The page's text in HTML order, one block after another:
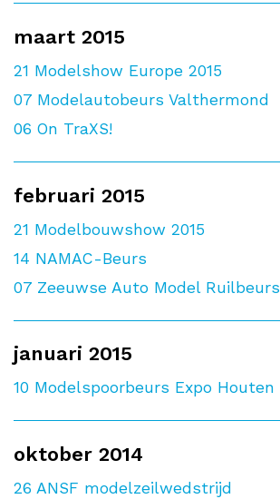
maart 2015
21 Modelshow Europe 2015
07 Modelautobeurs Valthermond
06 On TraXS!
februari 2015
21 Modelbouwshow 2015
14 NAMAC-Beurs
07 Zeeuwse Auto Model Ruilbeurs
januari 2015
10 Modelspoorbeurs Expo Houten
oktober 2014
26 ANSF modelzeilwedstrijd